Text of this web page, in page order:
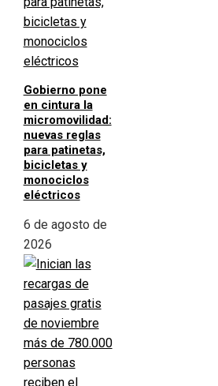
Gobierno pone
en cintura la
micromovilidad:
nuevas reglas
para patinetas,
bicicletas y
monociclos
eléctricos
6 de agosto de
2026